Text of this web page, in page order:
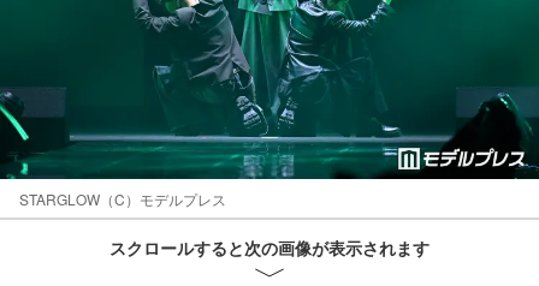
STARGLOW（C）モデルプレス
スクロールすると次の画像が表示されます